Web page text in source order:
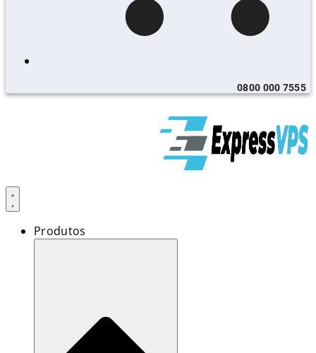
0800 000 7555
Produtos